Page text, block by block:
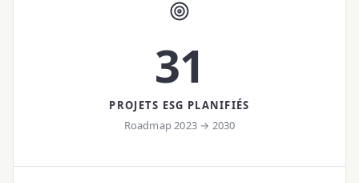
31
PROJETS ESG PLANIFIÉS
Roadmap 2023 → 2030